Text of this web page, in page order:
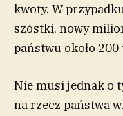
kwoty. W
szóstki, nowy
państwu około 200
Nie musi jednak o
na rzecz państwa